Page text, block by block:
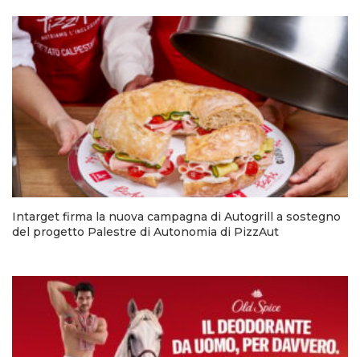
Intarget firma la nuova campagna di Autogrill a sostegno
del progetto Palestre di Autonomia di PizzAut